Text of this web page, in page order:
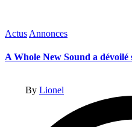
Posted
Actus Annonces
A Whole New Sound a dévoilé
By Lionel